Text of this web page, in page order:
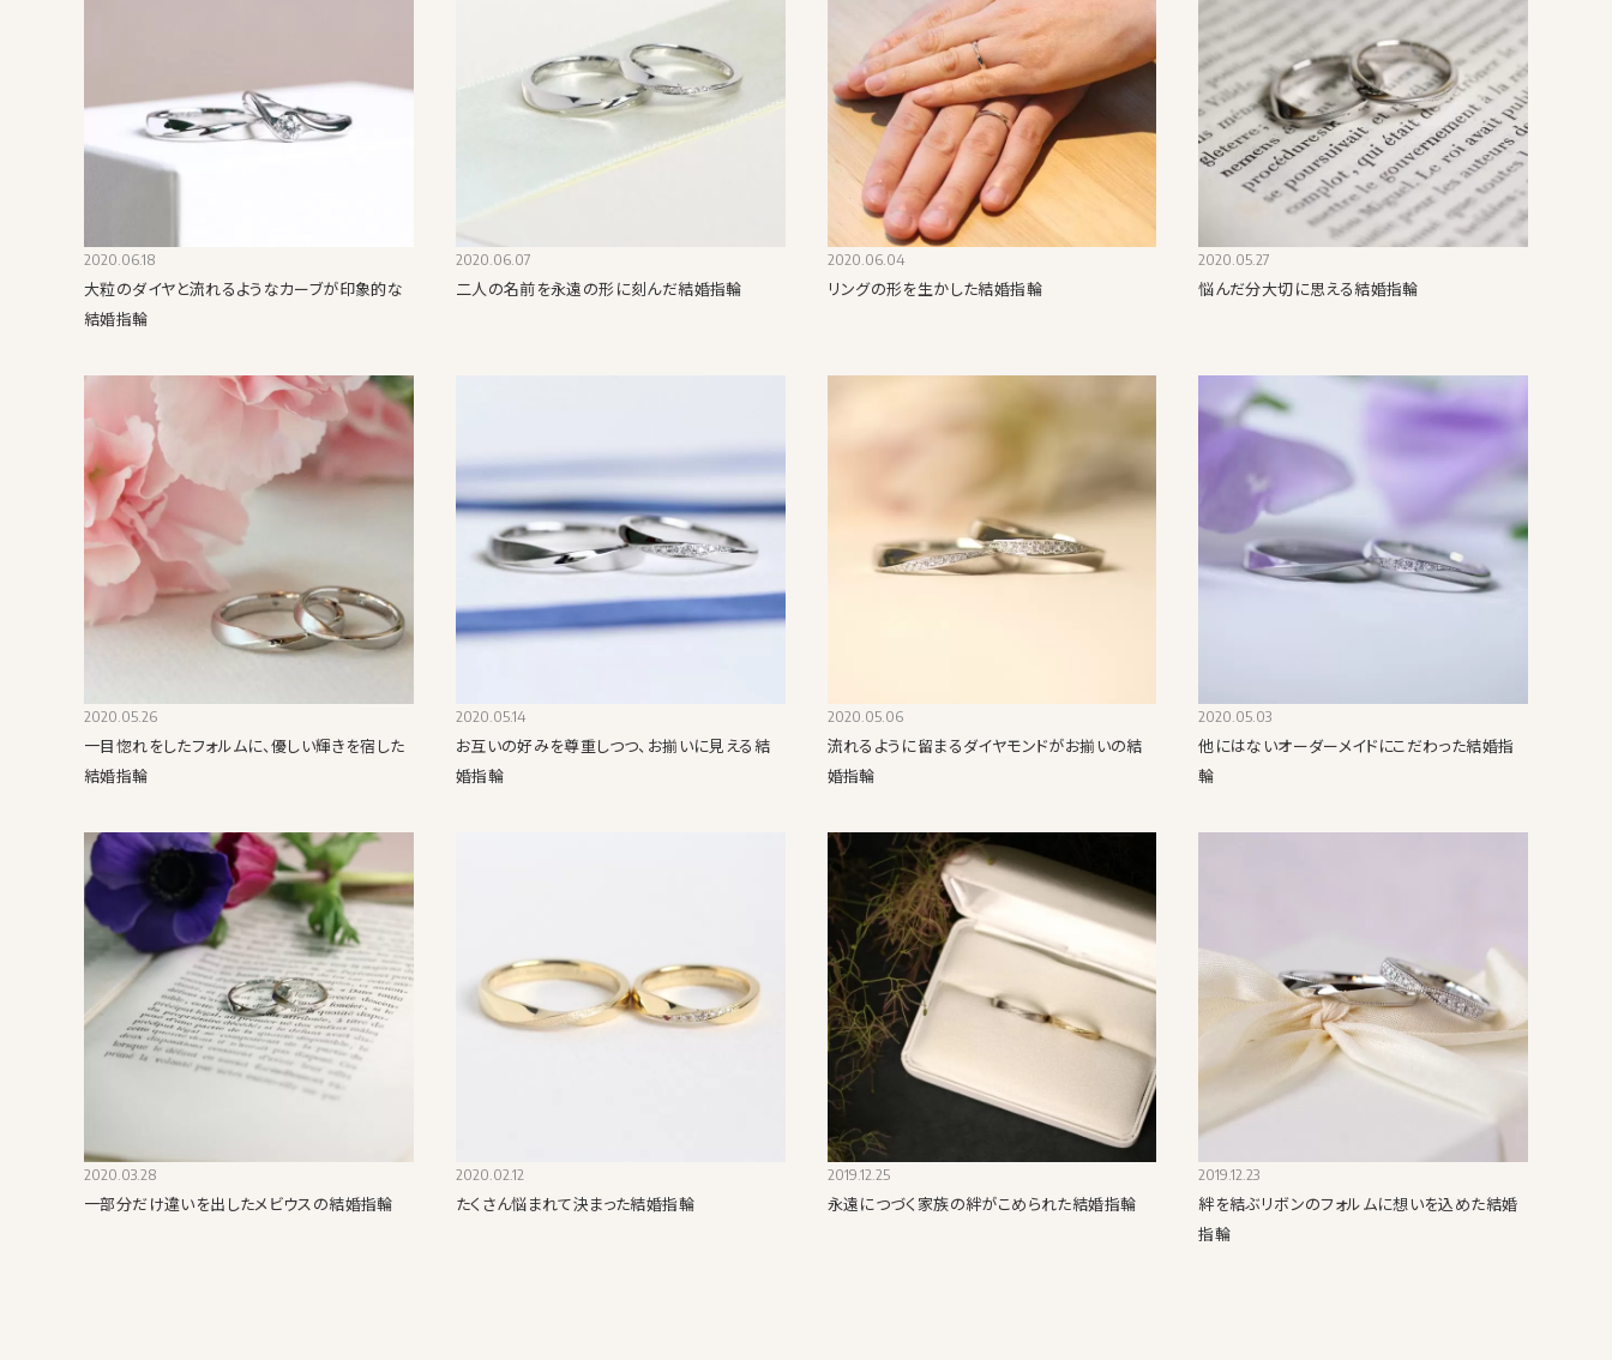
2020.06.18
大粒のダイヤと流れるようなカーブが印象的な
結婚指輪
2020.06.07
二人の名前を永遠の形に刻んだ結婚指輪
2020.06.04
リングの形を生かした結婚指輪
2020.05.27
悩んだ分大切に思える結婚指輪
2020.05.26
一目惚れをしたフォルムに、優しい輝きを宿した
結婚指輪
2020.05.14
お互いの好みを尊重しつつ、お揃いに見える結
婚指輪
2020.05.06
流れるように留まるダイヤモンドがお揃いの結
婚指輪
2020.05.03
他にはないオーダーメイドにこだわった結婚指
輪
2020.03.28
一部分だけ違いを出したメビウスの結婚指輪
2020.02.12
たくさん悩まれて決まった結婚指輪
2019.12.25
永遠につづく家族の絆がこめられた結婚指輪
2019.12.23
絆を結ぶリボンのフォルムに想いを込めた結婚
指輪